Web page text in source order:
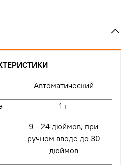
Автоматический
1 г
9 - 24 дюймов, при
ручном вводе до 30
дюймов